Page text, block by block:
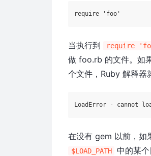
require 'foo'
当执行到 require
做 foo.rb 的文件。如
个文件，Ruby 解释器
在没有 gem 以前，如
$LOAD_PATH
中的某